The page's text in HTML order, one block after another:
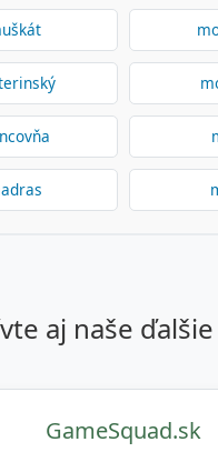
aj naše
GameSquad.sk